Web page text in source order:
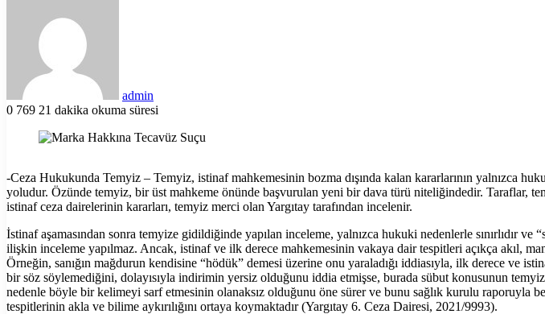
admin
0 769 21 dakika okuma süresi
-Ceza Hukukunda Temyiz – Temyiz, istinaf mahkemesinin bozma dışında kalan kararlarının yalnızca
yoludur. Özünde temyiz, bir üst mahkeme önünde başvurulan yeni bir dava türü niteliğindedir. Taraflar,
istinaf ceza dairelerinin kararları, temyiz merci olan Yargıtay tarafından incelenir.
İstinaf aşamasından sonra temyize gidildiğinde yapılan inceleme, yalnızca hukuki nedenlerle sınırlıdır
ilişkin inceleme yapılmaz. Ancak, istinaf ve ilk derece mahkemesinin vakaya dair tespitleri açıkça akıl,
Örneğin, sanığın mağdurun kendisine “hödük” demesi üzerine onu yaraladığı iddiasıyla, ilk derece ve
bir söz söylemediğini, dolayısıyla indirimin yersiz olduğunu iddia etmişse, burada sübut konusunun
nedenle böyle bir kelimeyi sarf etmesinin olanaksız olduğunu öne sürer ve bunu sağlık kurulu
tespitlerinin akla ve bilime aykırılığını ortaya koymaktadır (Yargıtay 6. Ceza Dairesi, 2021/9993).